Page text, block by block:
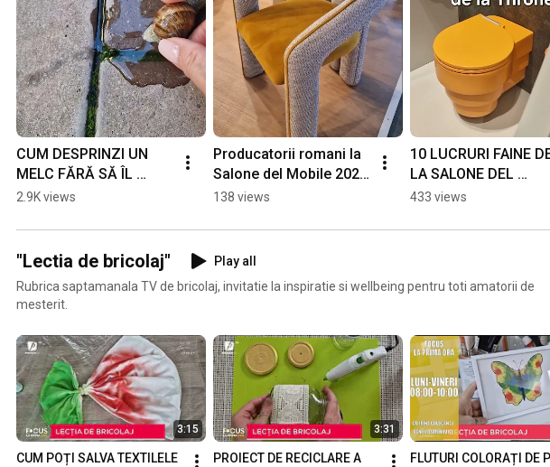
CUM DESPRINZI UN
MELC FĂRĂ SĂ ÎL
RĂNEȘTI
2.9K views
Producatorii romani la
Salone del Mobile 2026
Milano
138 views
10 LUCRURI FAINE
LA SALONE DEL
MOBILE MILANO 2026
433 views
"Lectia de bricolaj"
Play all
Rubrica saptamanala TV de bricolaj, invitatie la inspiratie si wellbeing pentru toti amatorii de
mesterit.
3:15
CUM POȚI SALVA TEXTILELE
3:31
PROIECT DE RECICLARE A
FLUTURI COLORAȚI DE